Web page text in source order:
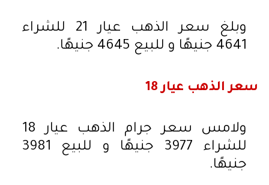
وبلغ سعر الذهب عيار 21 للشراء
4641 جنيهًا و للبيع 4645 جنيهًا.
سعر الذهب عيار 18
ولامس سعر جرام الذهب عيار 18
للشراء 3977 جنيهًا و للبيع 3981
جنيهًا.